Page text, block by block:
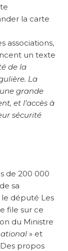
la carte
associations,
un texte
de la
La
grande
et l’accès à
sécurité
de 200 000
sa
député Les
file sur ce
du Ministre
» et
Des propos